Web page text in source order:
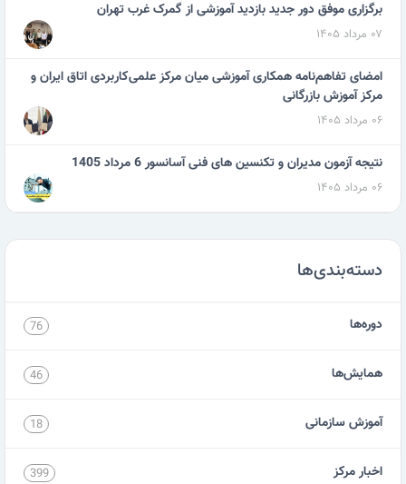
برگزاری موفق دور جدید بازدید آموزشی از گمرک غرب تهران
۰۷ مرداد ۱۴۰۵
امضای تفاهم‌نامه همکاری آموزشی میان مرکز علمی‌کاربردی اتاق ایران و
مرکز آموزش بازرگانی
۰۶ مرداد ۱۴۰۵
نتیجه آزمون مدیران و تکنسین های فنی آسانسور 6 مرداد 1405
۰۶ مرداد ۱۴۰۵
دسته‌بندی‌ها
دوره‌ها 76
همایش‌ها 46
آموزش سازمانی 18
اخبار مرکز 399